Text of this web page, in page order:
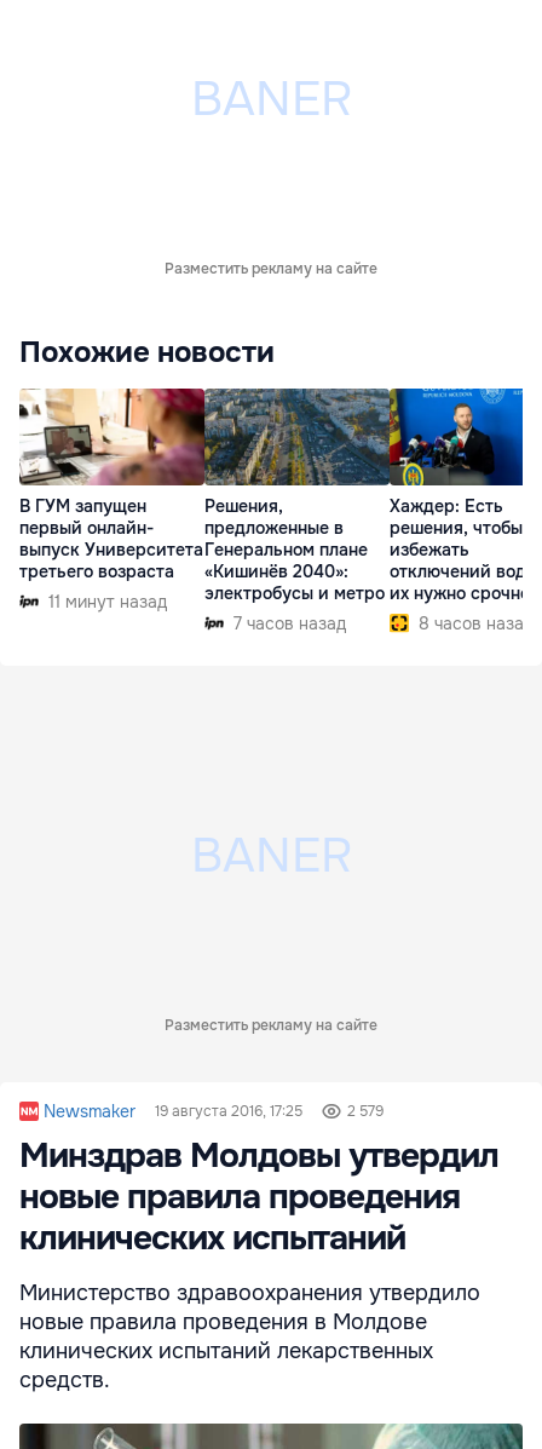
Разместить рекламу на сайте
Похожие новости
В ГУМ запущен
первый онлайн-
выпуск Университета
третьего возраста
11 минут назад
Решения,
предложенные в
Генеральном плане
«Кишинёв 2040»:
электробусы и метро
7 часов назад
Хаждер: Есть
решения, чтобы
избежать
отключений
их нужно срочно
внедрить
8 часов назад
Разместить рекламу на сайте
Newsmaker 19 августа 2016, 17:25 2 579
Минздрав Молдовы утвердил
новые правила проведения
клинических испытаний
Министерство здравоохранения утвердило
новые правила проведения в Молдове
клинических испытаний лекарственных
средств.